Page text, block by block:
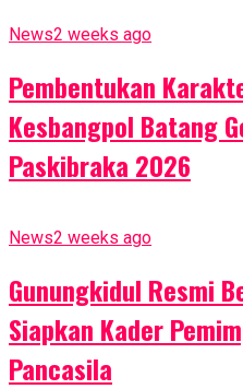
News2 weeks ago
Pembentukan
Kesbangpol Batang
Paskibraka 2026
News2 weeks ago
Gunungkidul Resmi
Siapkan Kader
Pancasila